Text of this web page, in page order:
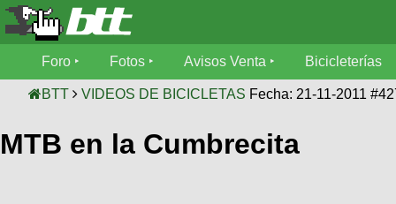
Foro
Foro
Mecánica
Fotos
SUBÍ
Avisos
Foro Fotos Avisos Venta Bicicleterías
BTT VIDEOS DE BICICLETAS Fecha: 21-11-2011
MTB en la Cumbrecita